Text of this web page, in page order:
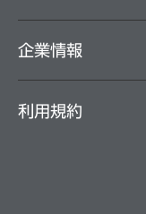
企業情報
利用規約